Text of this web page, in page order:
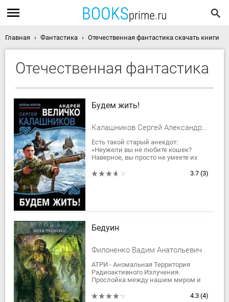
Главная Фантастика Отечественная фантастика скачать книги
Отечественная фантастика
Будем жить!
Калашников Сергей Александрович, Величко Андрей Феликсович
Есть такой старый анекдот:
«Неужели вы не любите кошек?
Наверное, вы просто не умеете их
ответьте на вопрос: «Неужели вы не
3.7 (3)
Бедуин
Филоненко Вадим Анатольевич
АТРИ - Аномальная Территория
Радиоактивного Излучения.
Прослойка между нашим миром и
государственная тайна.
4.3 (4)